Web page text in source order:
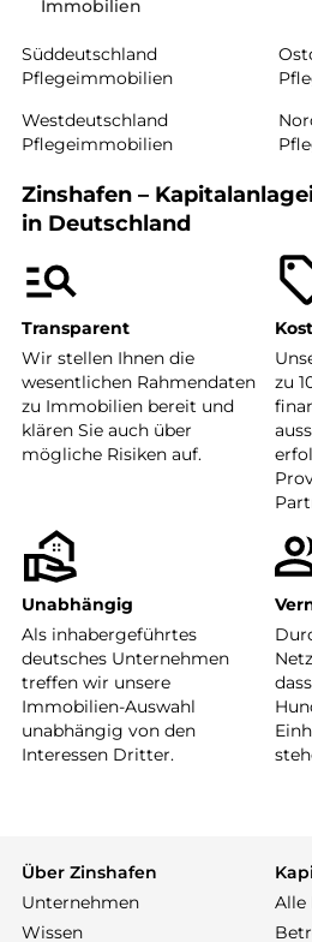
Immobilien
Süddeutschland
Pflegeimmobilien
Westdeutschland
Pflegeimmobilien
Zinshafen –
in Deutschland
Transparent
Wir stellen Ihnen die
wesentlichen Rahmendaten
zu Immobilien bereit und
klären Sie auch über
mögliche Risiken auf.
zu
Unabhängig
Als inhabergeführtes
deutsches Unternehmen
treffen wir unsere
Immobilien-Auswahl
unabhängig von den
Interessen Dritter.
Über Zinshafen
Unternehmen
Wissen
Alle